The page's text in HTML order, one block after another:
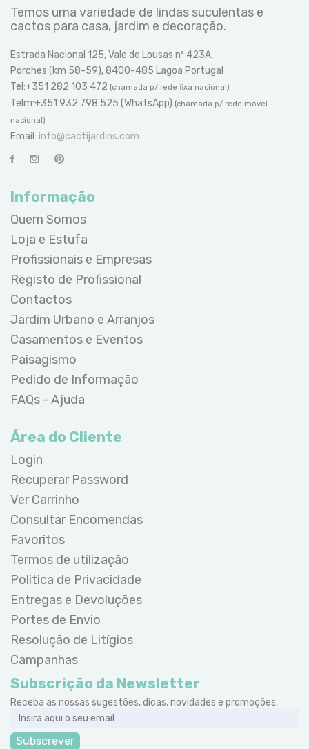
Temos uma variedade de lindas suculentas e
cactos para casa, jardim e decoração.
Estrada Nacional 125, Vale de Lousas nº 423A,
Porches (km 58-59), 8400-485 Lagoa Portugal
Tel:+351 282 103 472 (chamada p/ rede fixa nacional)
Telm:+351 932 798 525 (WhatsApp) (chamada p/ rede móvel
nacional)
Email: info@cactijardins.com
Informação
Quem Somos
Loja e Estufa
Profissionais e Empresas
Registo de Profissional
Contactos
Jardim Urbano e Arranjos
Casamentos e Eventos
Paisagismo
Pedido de Informação
FAQs - Ajuda
Área do Cliente
Login
Recuperar Password
Ver Carrinho
Consultar Encomendas
Favoritos
Termos de utilização
Politica de Privacidade
Entregas e Devoluções
Portes de Envio
Resolução de Litígios
Campanhas
Subscrição da Newsletter
Receba as nossas sugestões, dicas, novidades e promoções.
Subscrever